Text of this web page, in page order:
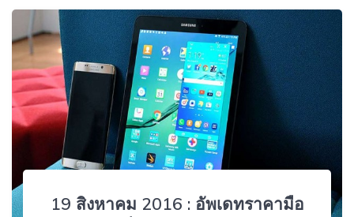
19 สิงหาคม 2016 : อัพเดทราคามือ